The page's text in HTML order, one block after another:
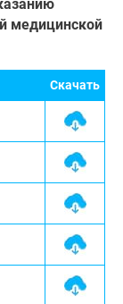
медицинской
Скачать